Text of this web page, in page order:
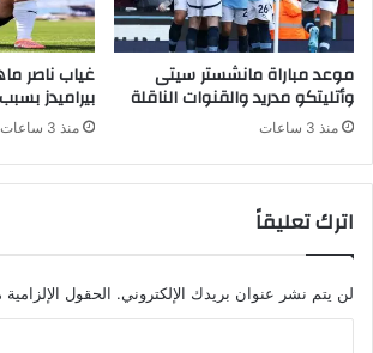
موعد مباراة مانشستر سيتى
وأتليتكو مدريد والقنوات الناقلة
منذ 3 ساعات
بيراميدز
منذ 3 ساعات
اترك تعليقاً
لن يتم نشر عنوان بريدك الإلكتروني. الحقول الإلزامية